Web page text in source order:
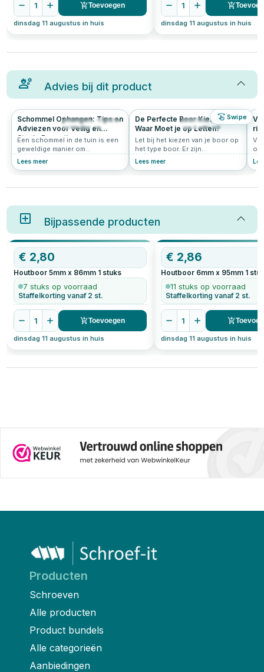
1 Toevoegen
dinsdag 11 augustus in huis
1
dinsdag 11 augustus in huis
Advies bij dit product
Swipe
1417 5.0
Schommel Ophangen: Tips en
Adviezen voor Veilig en
Stevig Bevestigen
Een schommel in de tuin is een
geweldige manier om
speelplezier toe te voegen aan
artikel lees je alles over hoe je
een schommel veilig ophangt,
aandachtspunten.
Lees meer
490 4.6
De Perfecte Boor Kiezen:
Waar Moet je op Letten?
Let bij het kiezen van je boor op
het type boor. Er zijn
verschillende soorten boren,
Lees meer
op
Bijpassende producten
€ 2,80
Houtboor 5mm x 86mm 1 stuks
7 stuks op voorraad
Staffelkorting vanaf 2 st.
1 Toevoegen
dinsdag 11 augustus in huis
€ 2,86
Houtboor 6mm x 95mm 1
11 stuks op voorraad
Staffelkorting vanaf 2 st.
1
dinsdag 11 augustus in huis
Producten
Schroeven
Alle producten
Product bundels
Alle categorieën
Aanbiedingen